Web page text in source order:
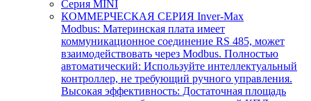
Серия MINI
КОММЕРЧЕСКАЯ СЕРИЯ Inver-Max
Modbus: Материнская плата имеет
коммуникационное соединение RS 485, может
взаимодействовать через Modbus. Полностью
автоматический: Используйте интеллектуальный
контроллер, не требующий ручного управления.
Высокая эффективность: Достаточная площадь